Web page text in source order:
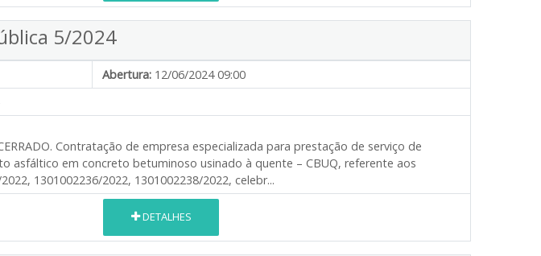
5/2024
Abertura: 12/06/2024 09:00
Contratação de empresa especializada para prestação de serviço de
asfáltico em concreto betuminoso usinado à quente – CBUQ, referente aos
1301002236/2022, 1301002238/2022, celebr...
DETALHES